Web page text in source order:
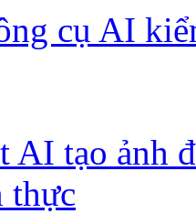
cụ AI
AI tạo ảnh
thực